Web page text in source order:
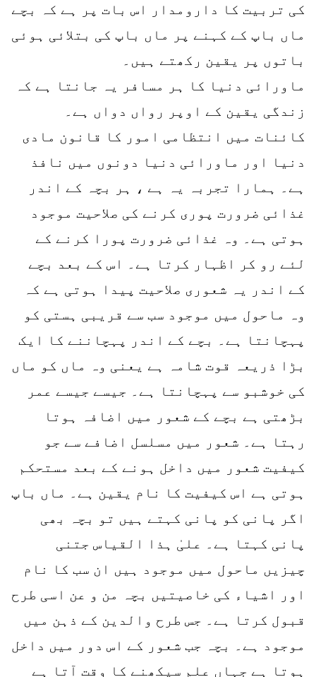
کی تربیت کا دارومدار اس بات پر ہے کہ بچے
ماں باپ کے کہنے پر ماں باپ کی بتلائی ہوئی
باتوں پر یقین رکھتے ہیں۔
ماورائی دنیا کا ہر مسافر یہ جانتا ہے کہ
زندگی یقین کے اوپر رواں دواں ہے۔
کائنات میں انتظامی امور کا قانون مادی
دنیا اور ماورائی دنیا دونوں میں نافذ
ہے۔ ہمارا تجربہ یہ ہے ، ہر بچہ کے اندر
غذائی ضرورت پوری کرنے کی صلاحیت موجود
ہوتی ہے۔ وہ غذائی ضرورت پورا کرنے کے
لئے رو کر اظہار کرتا ہے۔ اس کے بعد بچے
کے اندر یہ شعوری صلاحیت پیدا ہوتی ہے کہ
وہ ماحول میں موجود سب سے قریبی ہستی کو
پہچانتا ہے۔ بچے کے اندر پہچاننے کا ایک
بڑا ذریعہ قوت شامہ ہے یعنی وہ ماں کو ماں
کی خوشبو سے پہچانتا ہے۔ جیسے جیسے عمر
بڑھتی ہے بچے کے شعور میں اضافہ ہوتا
رہتا ہے۔ شعور میں مسلسل اضافے سے جو
کیفیت شعور میں داخل ہونے کے بعد مستحکم
ہوتی ہے اس کیفیت کا نام یقین ہے۔ ماں باپ
اگر پانی کو پانی کہتے ہیں تو بچہ بھی
پانی کہتا ہے۔ علیٰ ہذا القیاس جتنی
چیزیں ماحول میں موجود ہیں ان سب کا نام
اور اشیاء کی خاصیتیں بچہ من و عن اسی طرح
قبول کرتا ہے۔ جس طرح والدین کے ذہن میں
موجود ہے۔ بچہ جب شعور کے اس دور میں داخل
ہوتا ہے جہاں علم سیکھنے کا وقت آتا ہے